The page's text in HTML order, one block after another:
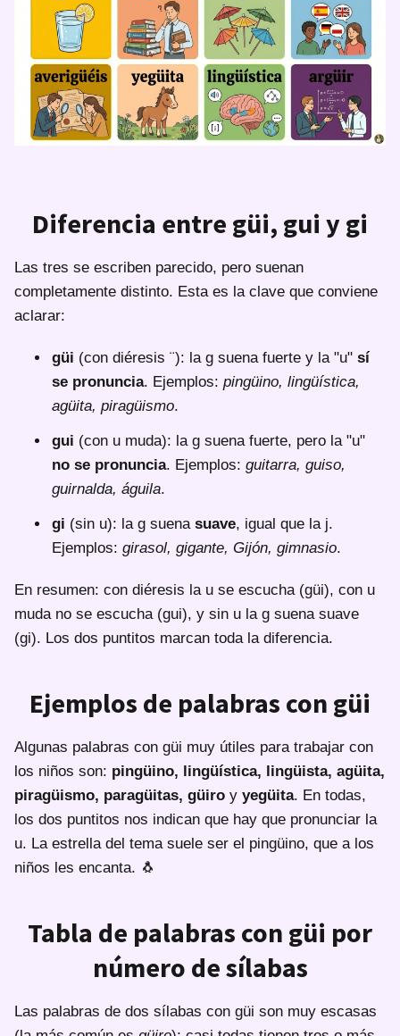
Diferencia entre güi, gui y gi
Las tres se escriben parecido, pero suenan
completamente distinto. Esta es la clave que conviene
aclarar:
güi (con diéresis ¨): la g suena fuerte y la "u" sí
se pronuncia. Ejemplos: pingüino, lingüística,
agüita, piragüismo.
gui (con u muda): la g suena fuerte, pero la "u"
no se pronuncia. Ejemplos: guitarra, guiso,
guirnalda, águila.
gi (sin u): la g suena suave, igual que la j.
Ejemplos: girasol, gigante, Gijón, gimnasio.
En resumen: con diéresis la u se escucha (güi), con u
muda no se escucha (gui), y sin u la g suena suave
(gi). Los dos puntitos marcan toda la diferencia.
Ejemplos de palabras con güi
Algunas palabras con güi muy útiles para trabajar con
los niños son: pingüino, lingüística, lingüista, agüita,
piragüismo, paragüitas, güiro y yegüita. En todas,
los dos puntitos nos indican que hay que pronunciar la
u. La estrella del tema suele ser el pingüino, que a los
niños les encanta. 🐧
Tabla de palabras con güi por
número de sílabas
Las palabras de dos sílabas con güi son muy escasas